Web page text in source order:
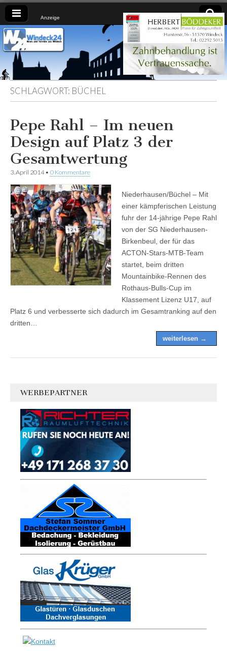
Anzeige
Windeck24
Nachrichten
aus dem
Ländchen
für das
Ländchen
SCHLAGWORT: BÜCHEL
Pepe Rahl – Im neuen
Design auf Platz 3 der
Gesamtwertung
3. April 2014• 0 Kommentare
Niederhausen/Büchel – Mit
einer kämpferischen Leistung
fuhr der 14-jährige Pepe Rahl
von der SG Niederhausen-
Birkenbeul, der für das
ACTON-Stars-MTB-Team
startet, beim dritten
Mountainbike-Rennen des
Rothaus-Bulls-Cup im
Klassement Lizenz U17, auf
Platz 6 und verbesserte sich dadurch im Gesamtranking auf den
dritten…
weiterlesen →
WERBEPARTNER